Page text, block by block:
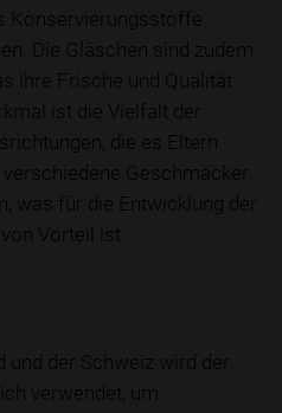
Konservierungsstoffe
Die Gläschen sind zudem
ihre Frische und Qualität
ist die Vielfalt der
die es Eltern
Geschmäcker
was für die Entwicklung der
Vorteil ist.
und der Schweiz wird der
verwendet, um